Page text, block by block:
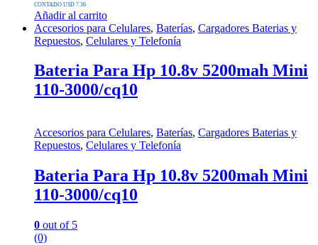
CONTADO USD 7.36
Añadir al carrito
Accesorios para Celulares, Baterías, Cargadores Baterias y
Repuestos, Celulares y Telefonía
Bateria Para Hp 10.8v 5200mah Mini
110-3000/cq10
Accesorios para Celulares, Baterías, Cargadores Baterias y
Repuestos, Celulares y Telefonía
Bateria Para Hp 10.8v 5200mah Mini
110-3000/cq10
0 out of 5
(0)